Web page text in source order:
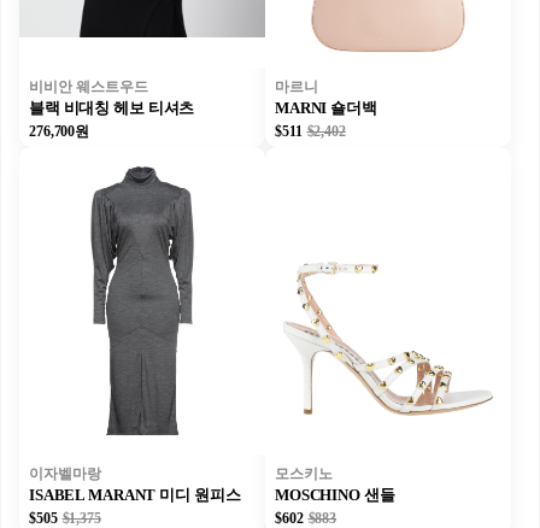
비비안 웨스트우드
블랙 비대칭 헤보 티셔츠
276,700원
마르니
MARNI 숄더백
$511 $2,402
이자벨마랑
ISABEL MARANT 미디 원피스
$505 $1,375
모스키노
MOSCHINO 샌들
$602 $883